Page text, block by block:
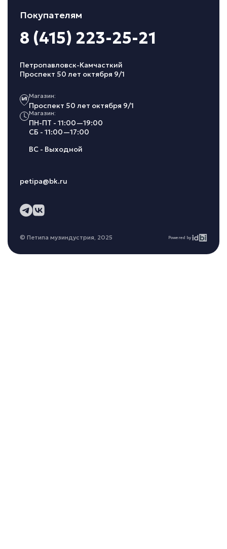
Покупателям
8 (415) 223-25-21
Петропавловск-Камчасткий
Проспект 50 лет октября 9/1
Магазин:
Проспект 50 лет октября 9/1
Магазин:
ПН-ПТ - 11:00—19:00
СБ - 11:00—17:00
ВС - Выходной
petipa@bk.ru
© Петипа музиндустрия, 2025 Powered by